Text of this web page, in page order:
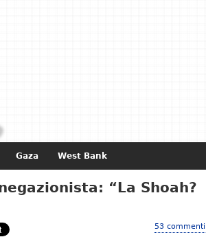
Gaza West Bank
“La Shoah?
53 commenti